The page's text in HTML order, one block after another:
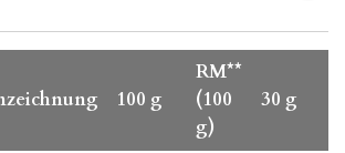
100 g
RM**
(100
g)
30 g